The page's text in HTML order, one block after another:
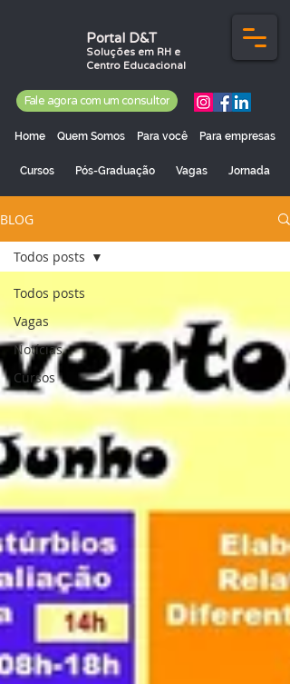
Portal D&T
Soluções em RH e
Centro Educacional
Fale agora com um consultor
Home Quem Somos Para você Para empresas
Cursos Pós-Graduação Vagas Jornada
BLOG
Todos posts
Vagas
Notícias
Cursos
Todos posts